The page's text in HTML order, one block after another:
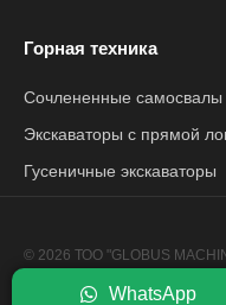
WhatsApp
Горная техника
Сочлененные самосвалы
Экскаваторы с прямой
Гусеничные экскаваторы
© 2026 ТОО "GLOBUS
Сайт разработан компанией